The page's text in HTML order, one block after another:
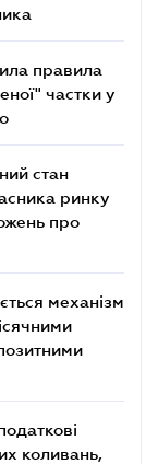
правила
частки у
стан
ринку
про
механізм
коливань,